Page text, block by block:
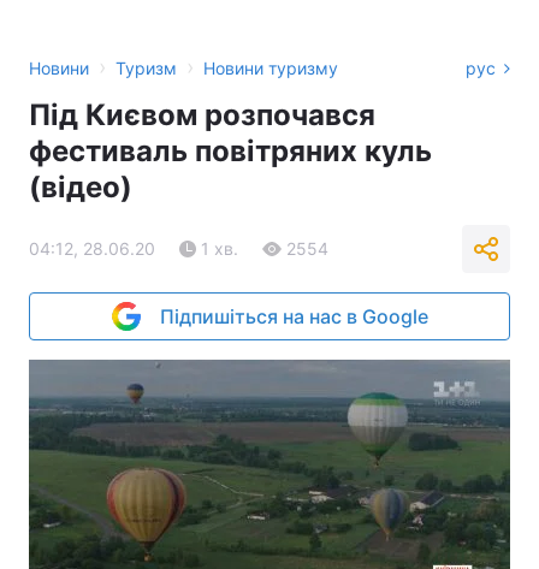
Новини › Туризм › Новини туризму рус
Під Києвом розпочався
фестиваль повітряних куль
(відео)
04:12, 28.06.20 1 хв. 2554
Підпишіться на нас в Google